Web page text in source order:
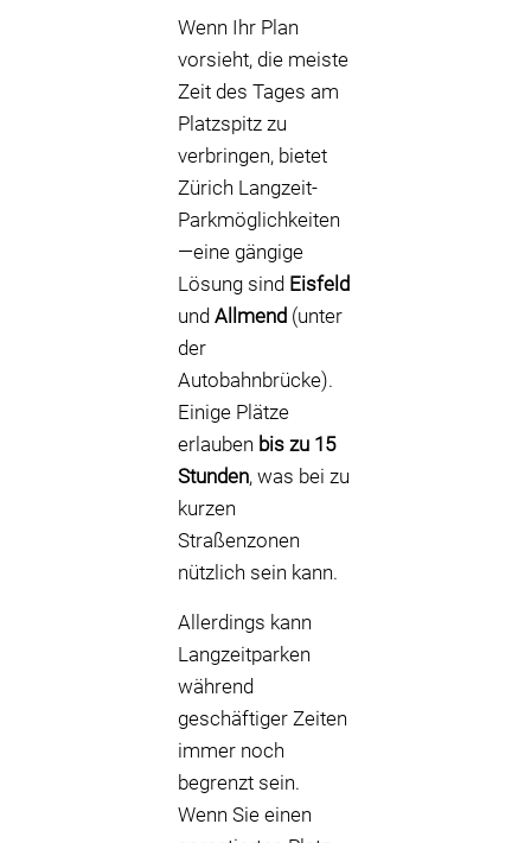
Wenn Ihr Plan
vorsieht, die meiste
Zeit des Tages am
Platzspitz zu
verbringen, bietet
Zürich Langzeit-
Parkmöglichkeiten
—eine gängige
Lösung sind Eisfeld
und Allmend (unter
der
Autobahnbrücke).
Einige Plätze
erlauben bis zu 15
Stunden, was bei zu
kurzen
Straßenzonen
nützlich sein kann.
Allerdings kann
Langzeitparken
während
geschäftiger Zeiten
immer noch
begrenzt sein.
Wenn Sie einen